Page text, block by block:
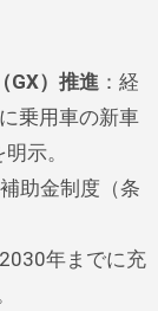
GX）推進 ：経
乗用車の新車
示。
助金制度（条
年までに充